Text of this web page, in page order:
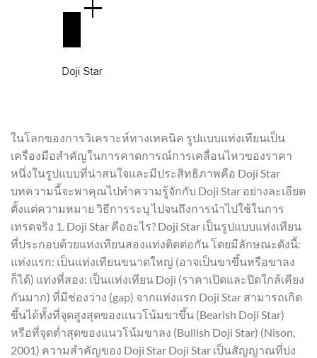
ในโลกของการวิเคราะห์ทางเทคนิค รูปแบบแท่งเทียนเป็น
เครื่องมือสำคัญในการคาดการณ์การเคลื่อนไหวของราคา
หนึ่งในรูปแบบที่น่าสนใจและมีประสิทธิภาพคือ Doji Star
บทความนี้จะพาคุณไปทำความรู้จักกับ Doji Star อย่างละเอียด
ตั้งแต่ความหมาย วิธีการระบุ ไปจนถึงการนำไปใช้ในการ
เทรดจริง 1. Doji Star คืออะไร? Doji Star เป็นรูปแบบแท่งเทียน
ที่ประกอบด้วยแท่งเทียนสองแท่งติดต่อกัน โดยมีลักษณะดังนี้:
แท่งแรก: เป็นแท่งเทียนขนาดใหญ่ (อาจเป็นขาขึ้นหรือขาลง
ก็ได้) แท่งที่สอง: เป็นแท่งเทียน Doji (ราคาเปิดและปิดใกล้เคียง
กันมาก) ที่มีช่องว่าง (gap) จากแท่งแรก Doji Star สามารถเกิด
ขึ้นได้ทั้งที่จุดสูงสุดของแนวโน้มขาขึ้น (Bearish Doji Star)
หรือที่จุดต่ำสุดของแนวโน้มขาลง (Bullish Doji Star) (Nison,
2001) ความสำคัญของ Doji Star Doji Star เป็นสัญญาณที่บ่ง